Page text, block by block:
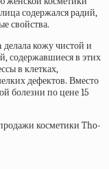
содержался радий,
свойства.
кожу чистой и
содержавшиеся в этих
в клетках,
дефектов. Вместо
болезни по цене 15
косметики Tho-